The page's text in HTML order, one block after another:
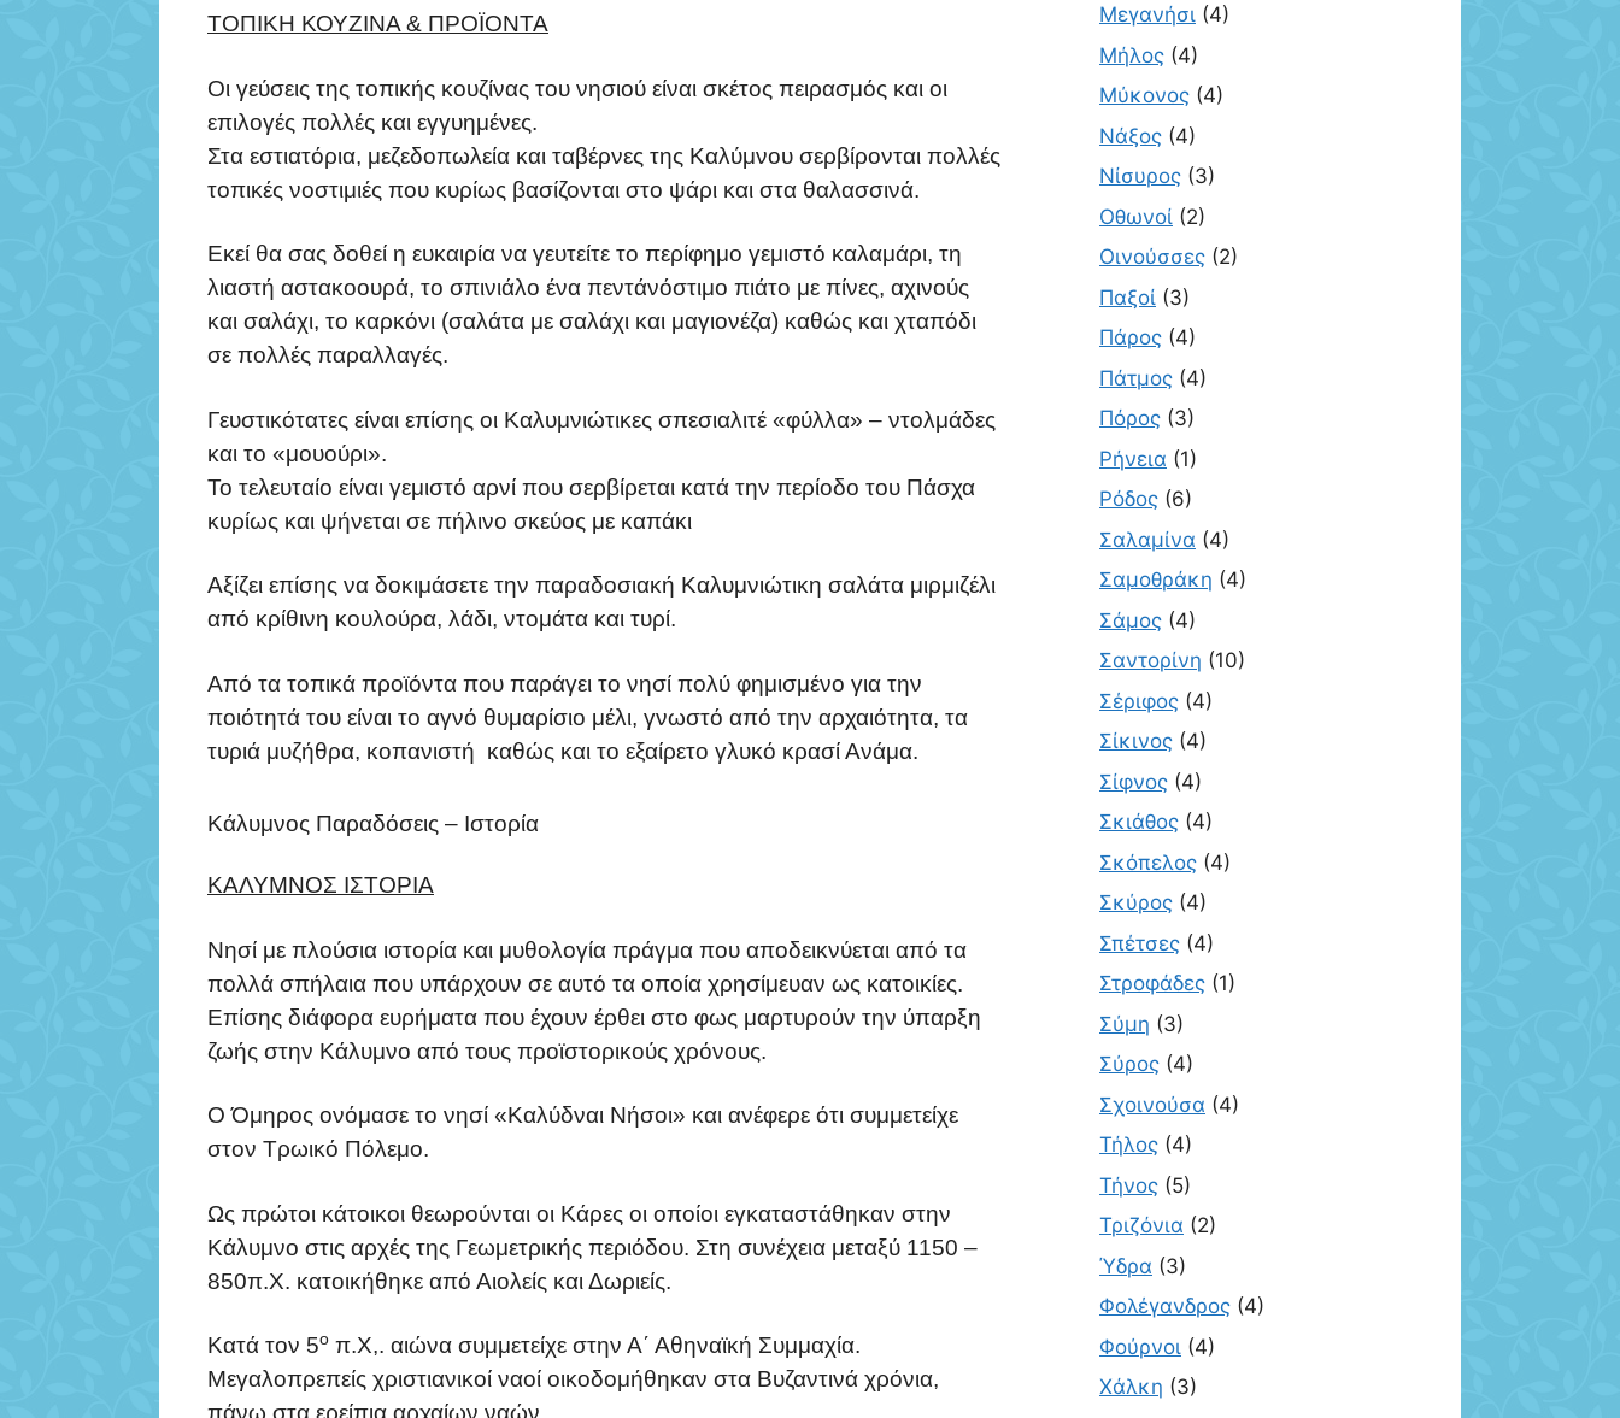
ΤΟΠΙΚΗ ΚΟΥΖΙΝΑ & ΠΡΟΪΟΝΤΑ
Οι γεύσεις της τοπικής κουζίνας του νησιού είναι σκέτος πειρασμός και οι
επιλογές πολλές και εγγυημένες.
Στα εστιατόρια, μεζεδοπωλεία και ταβέρνες της Καλύμνου σερβίρονται πολλές
τοπικές νοστιμιές που κυρίως βασίζονται στο ψάρι και στα θαλασσινά.
Εκεί θα σας δοθεί η ευκαιρία να γευτείτε το περίφημο γεμιστό καλαμάρι, τη
λιαστή αστακοουρά, το σπινιάλο ένα πεντάνόστιμο πιάτο με πίνες, αχινούς
και σαλάχι, το καρκόνι (σαλάτα με σαλάχι και μαγιονέζα) καθώς και χταπόδι
σε πολλές παραλλαγές.
Γευστικότατες είναι επίσης οι Καλυμνιώτικες σπεσιαλιτέ «φύλλα» – ντολμάδες
και το «μουούρι».
Το τελευταίο είναι γεμιστό αρνί που σερβίρεται κατά την περίοδο του Πάσχα
κυρίως και ψήνεται σε πήλινο σκεύος με καπάκι
Αξίζει επίσης να δοκιμάσετε την παραδοσιακή Καλυμνιώτικη σαλάτα μιρμιζέλι
από κρίθινη κουλούρα, λάδι, ντομάτα και τυρί.
Από τα τοπικά προϊόντα που παράγει το νησί πολύ φημισμένο για την
ποιότητά του είναι το αγνό θυμαρίσιο μέλι, γνωστό από την αρχαιότητα, τα
τυριά μυζήθρα, κοπανιστή καθώς και το εξαίρετο γλυκό κρασί Ανάμα.
Κάλυμνος Παραδόσεις – Ιστορία
ΚΑΛΥΜΝΟΣ ΙΣΤΟΡΙΑ
Νησί με πλούσια ιστορία και μυθολογία πράγμα που αποδεικνύεται από τα
πολλά σπήλαια που υπάρχουν σε αυτό τα οποία χρησίμευαν ως κατοικίες.
Επίσης διάφορα ευρήματα που έχουν έρθει στο φως μαρτυρούν την ύπαρξη
ζωής στην Κάλυμνο από τους προϊστορικούς χρόνους.
Ο Όμηρος ονόμασε το νησί «Καλύδναι Νήσοι» και ανέφερε ότι συμμετείχε
στον Τρωικό Πόλεμο.
Ως πρώτοι κάτοικοι θεωρούνται οι Κάρες οι οποίοι εγκαταστάθηκαν στην
Κάλυμνο στις αρχές της Γεωμετρικής περιόδου. Στη συνέχεια μεταξύ 1150 –
850π.Χ. κατοικήθηκε από Αιολείς και Δωριείς.
Κατά τον 5ο π.Χ,. αιώνα συμμετείχε στην Α΄ Αθηναϊκή Συμμαχία.
Μεγαλοπρεπείς χριστιανικοί ναοί οικοδομήθηκαν στα Βυζαντινά χρόνια,
πάνω στα ερείπια αρχαίων ναών.
Μεγανήσι (4)
Μήλος (4)
Μύκονος (4)
Νάξος (4)
Νίσυρος (3)
Οθωνοί (2)
Οινούσσες (2)
Παξοί (3)
Πάρος (4)
Πάτμος (4)
Πόρος (3)
Ρήνεια (1)
Ρόδος (6)
Σαλαμίνα (4)
Σαμοθράκη (4)
Σάμος (4)
Σαντορίνη (10)
Σέριφος (4)
Σίκινος (4)
Σίφνος (4)
Σκιάθος (4)
Σκόπελος (4)
Σκύρος (4)
Σπέτσες (4)
Στροφάδες (1)
Σύμη (3)
Σύρος (4)
Σχοινούσα (4)
Τήλος (4)
Τήνος (5)
Τριζόνια (2)
Ύδρα (3)
Φολέγανδρος (4)
Φούρνοι (4)
Χάλκη (3)